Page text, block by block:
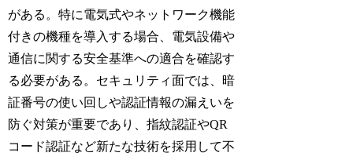
がある。特に電気式やネットワーク機能
付きの機種を導入する場合、電気設備や
通信に関する安全基準への適合を確認す
る必要がある。セキュリティ面では、暗
証番号の使い回しや認証情報の漏えいを
防ぐ対策が重要であり、指紋認証やQR
コード認証など新たな技術を採用して不